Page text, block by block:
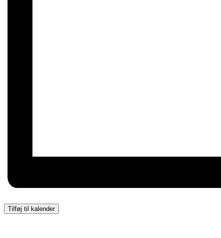
Tilføj til kalender